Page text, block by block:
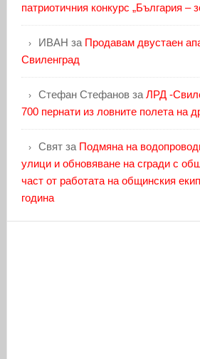
патриотичния конкурс „България –
ИВАН за Продавам двустаен
Свиленград
Стефан Стефановза ЛРД -
700 пернати из ловните полета на
Святза Подмяна на
улици и обновяване на сгради с
част от работата на общинския
година